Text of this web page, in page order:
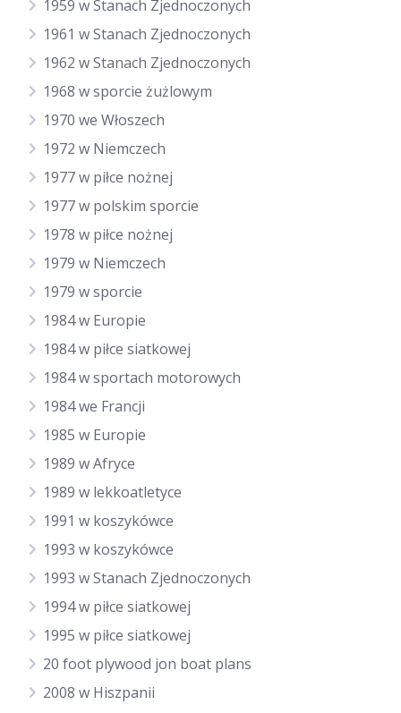
1959 w Stanach Zjednoczonych
1961 w Stanach Zjednoczonych
1962 w Stanach Zjednoczonych
1968 w sporcie żużlowym
1970 we Włoszech
1972 w Niemczech
1977 w piłce nożnej
1977 w polskim sporcie
1978 w piłce nożnej
1979 w Niemczech
1979 w sporcie
1984 w Europie
1984 w piłce siatkowej
1984 w sportach motorowych
1984 we Francji
1985 w Europie
1989 w Afryce
1989 w lekkoatletyce
1991 w koszykówce
1993 w koszykówce
1993 w Stanach Zjednoczonych
1994 w piłce siatkowej
1995 w piłce siatkowej
20 foot plywood jon boat plans
2008 w Hiszpanii